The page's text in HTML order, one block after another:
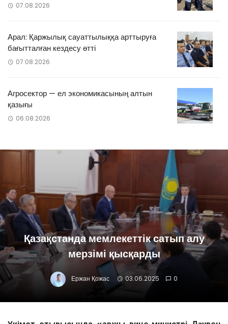
07.08.2026
Арал: Қаржылық сауаттылыққа арттыруға
бағытталған кездесу өтті
07.08.2026
Агросектор — ел экономикасының алтын
қазығы
06.08.2026
Қазақстанда мемлекеттік сатып алу
мерзімі қысқарды
Ержан Қожас 03.06.2025 0